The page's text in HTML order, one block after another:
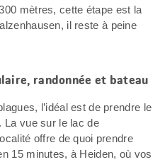
mètres, cette étape est la
il reste à peine
randonnée et bateau
l’idéal est de prendre le
La vue sur le lac de
offre de quoi prendre
15 minutes, à Heiden, où vos